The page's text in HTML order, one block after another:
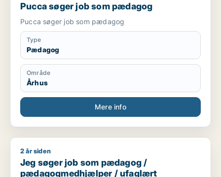
Pucca søger job som pædagog
Pucca søger job som pædagog
Type
Pædagog
Område
Århus
Mere info
Jeg søger job som pædagog / pædagogmedhjælper /
2 år siden
Jeg søger job som pædagog /
pædagogmedhjælper / ufaglært